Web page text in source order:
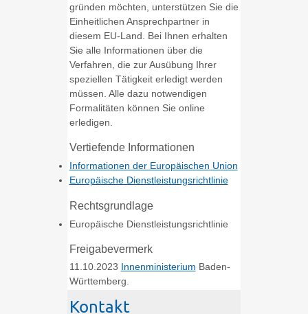
gründen möchten, unterstützen Sie die
Einheitlichen Ansprechpartner in
diesem EU-Land. Bei Ihnen erhalten
Sie alle Informationen über die
Verfahren, die zur Ausübung Ihrer
speziellen Tätigkeit erledigt werden
müssen. Alle dazu notwendigen
Formalitäten können Sie online
erledigen.
Vertiefende Informationen
Informationen der Europäischen Union
Europäische Dienstleistungsrichtlinie
Rechtsgrundlage
Europäische Dienstleistungsrichtlinie
Freigabevermerk
11.10.2023 Innenministerium Baden-
Württemberg.
Kontakt